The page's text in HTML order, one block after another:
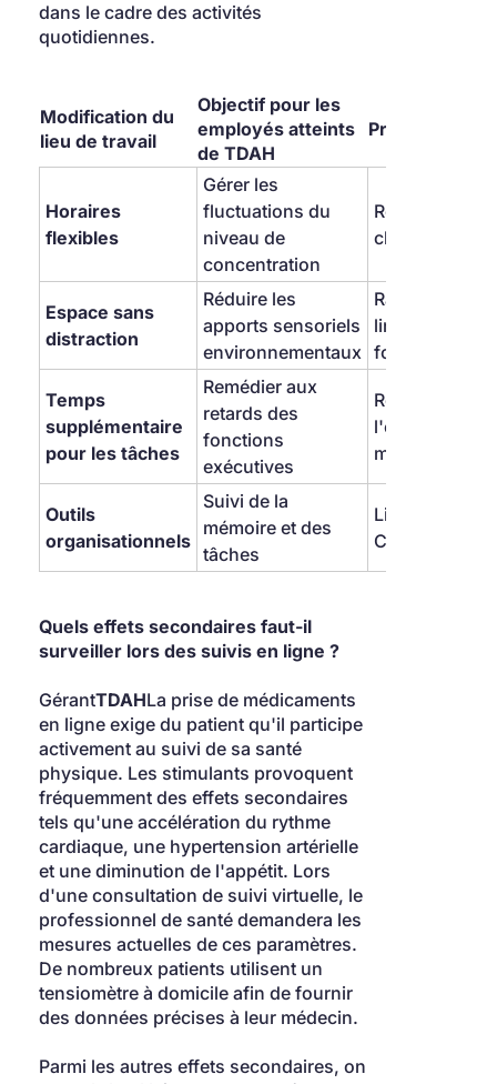
dans le cadre des activités
quotidiennes.
Modification du
lieu de travail
Objectif pour les
employés atteints
de TDAH
Preuves à
Horaires
flexibles
Gérer les
fluctuations du
niveau de
concentration
clinique
Espace sans
distraction
Réduire les
apports sensoriels
environnementaux
Rapport sur
limitations
fonctionnelles
Temps
supplémentaire
pour les tâches
Remédier aux
retards des
fonctions
exécutives
Résultats de
l'évaluation
médicale
Outils
organisationnels
Suivi de la
mémoire et des
tâches
Lignes
CADDRA
Quels effets secondaires faut-il
surveiller lors des suivis en ligne ?
GérantTDAHLa prise de médicaments
en ligne exige du patient qu'il participe
activement au suivi de sa santé
physique. Les stimulants provoquent
fréquemment des effets secondaires
tels qu'une accélération du rythme
cardiaque, une hypertension artérielle
et une diminution de l'appétit. Lors
d'une consultation de suivi virtuelle, le
professionnel de santé demandera les
mesures actuelles de ces paramètres.
De nombreux patients utilisent un
tensiomètre à domicile afin de fournir
des données précises à leur médecin.
Parmi les autres effets secondaires, on